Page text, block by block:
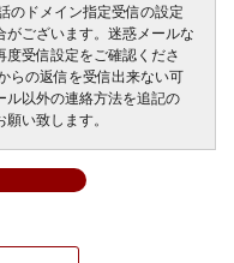
のドメイン指定受信の設定
ございます。迷惑メールな
度受信設定をご確認くださ
らの返信を受信出来ない可
ル以外の連絡方法を追記の
い致します。